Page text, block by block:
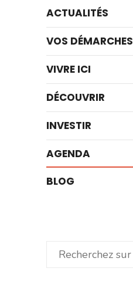
ACTUALITÉS
VOS DÉMARCHES
VIVRE ICI
DÉCOUVRIR
INVESTIR
AGENDA
BLOG
Rechercher